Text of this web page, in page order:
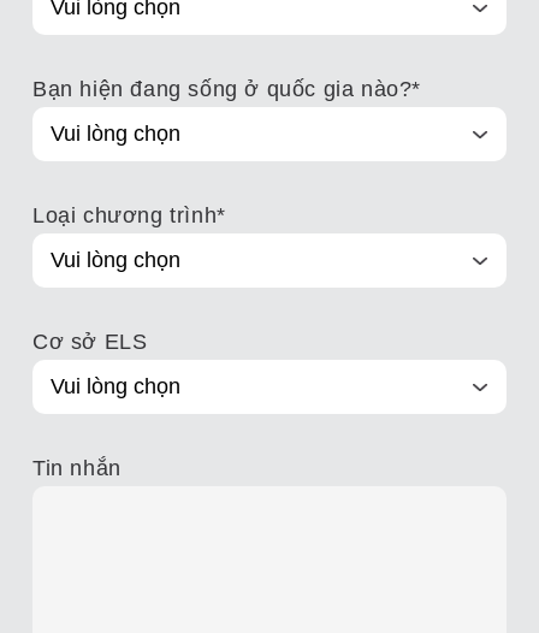
Bạn hiện đang sống ở quốc gia nào?*
Loại chương trình*
Cơ sở ELS
Tin nhắn